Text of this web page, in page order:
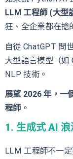
LLM 工程師 (大型
狂、全企業都在搶
自從 ChatGPT 問
大型語言模型（如
NLP 技術。
展望 2026 年，一
程師。
1. 生成式 AI
LLM 工程師不一